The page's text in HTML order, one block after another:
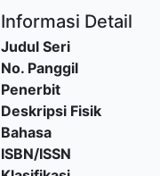
Informasi Detail
Judul Seri
No. Panggil
Penerbit
Deskripsi Fisik
Bahasa
ISBN/ISSN